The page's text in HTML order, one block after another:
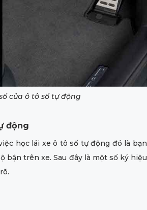
của ô tô số tự động
động
học lái xe ô tô số tự động đó là bạn
bận trên xe. Sau đây là một số ký hiệu